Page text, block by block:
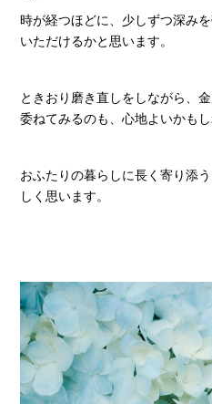
時が経つほどに、少しずつ深み
いただけるかと思います。
ときおり磨き直しをしながら、
委ねてみるのも、心地よいかもし
おふたりの暮らしに長く寄り添
しく思います。